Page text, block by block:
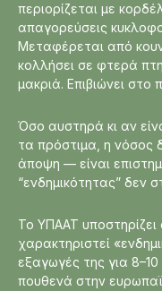
περιορίζεται με
απαγορεύσεις
Μεταφέρεται από
κολλήσει σε φτερά
μακριά. Επιβιώνει στο
Όσο αυστηρά κι αν
τα πρόστιμα, η νόσος
άποψη — είναι
“ενδημικότητας” δεν
Το ΥΠΑΑΤ
χαρακτηριστεί
εξαγωγές της για
πουθενά στην